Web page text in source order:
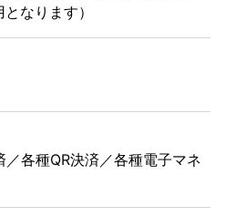
なります）
各種QR決済／各種電子マネ